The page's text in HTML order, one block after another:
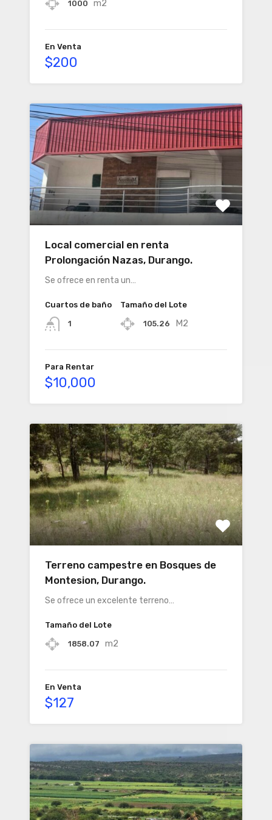
1000 m2
En Venta
$200
Local comercial en renta
Prolongación Nazas, Durango.
Se ofrece en renta un…
Cuartos de baño
1
Tamaño del Lote
105.26 M2
Para Rentar
$10,000
Terreno campestre en Bosques de
Montesion, Durango.
Se ofrece un excelente terreno…
Tamaño del Lote
1858.07 m2
En Venta
$127